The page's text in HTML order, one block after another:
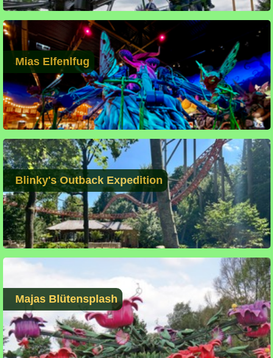
Mias Elfenlfug
Blinky's Outback Expedition
Majas Blütensplash